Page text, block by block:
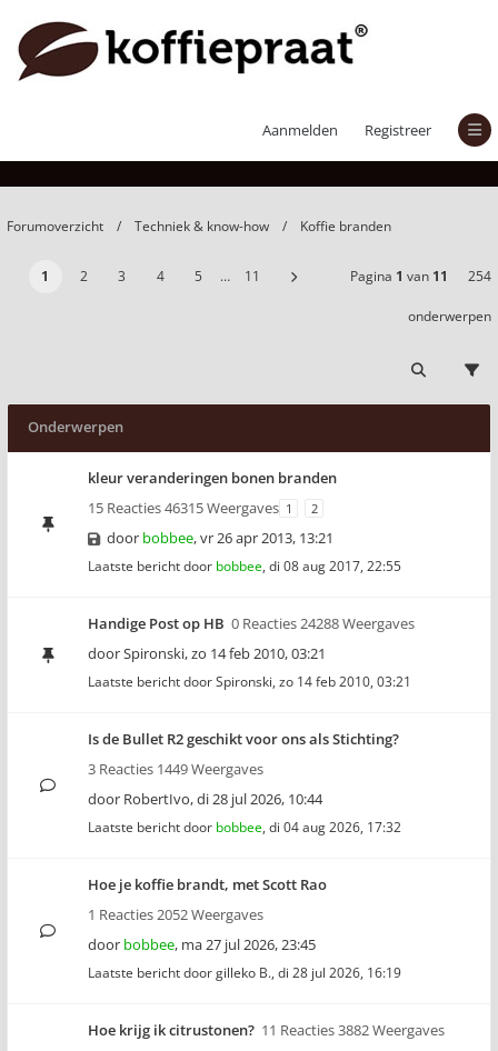
Aanmelden Registreer
Forumoverzicht Techniek & know-how Koffie branden
1 2 3 4 5 … 11 Pagina 1 van 11 254
onderwerpen
Onderwerpen
kleur veranderingen bonen branden
15 Reacties 46315 Weergaves 1 2
door bobbee,vr 26 apr 2013, 13:21
Laatste bericht door bobbee, di 08 aug 2017, 22:55
Handige Post op HB 0 Reacties 24288 Weergaves
doorSpironski,zo 14 feb 2010, 03:21
Laatste bericht doorSpironski, zo 14 feb 2010, 03:21
Is de Bullet R2 geschikt voor ons als Stichting?
3 Reacties 1449 Weergaves
door RobertIvo,di 28 jul 2026, 10:44
Laatste bericht door bobbee, di 04 aug 2026, 17:32
Hoe je koffie brandt, met Scott Rao
1 Reacties 2052 Weergaves
door bobbee, ma 27 jul 2026, 23:45
Laatste bericht doorgilleko B., di 28 jul 2026, 16:19
Hoe krijg ik citrustonen? 11 Reacties 3882 Weergaves